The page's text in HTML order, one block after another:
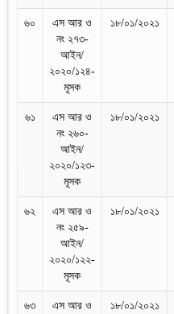
৬০
এস আর ও
নং ২৭৩-
আইন/
২০২০/১২৪-
মূসক
১৮/০১/২০২১
৬১
এস আর ও
নং ২৬০-
আইন/
২০২০/১২৩-
মূসক
১৮/০১/২০২১
৬২
এস আর ও
নং ২৫৯-
আইন/
২০২০/১২২-
মূসক
১৮/০১/২০২১
৬৩
এস আর ও
১৮/০১/২০২১